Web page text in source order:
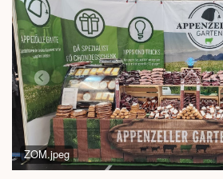
ZOM.jpeg